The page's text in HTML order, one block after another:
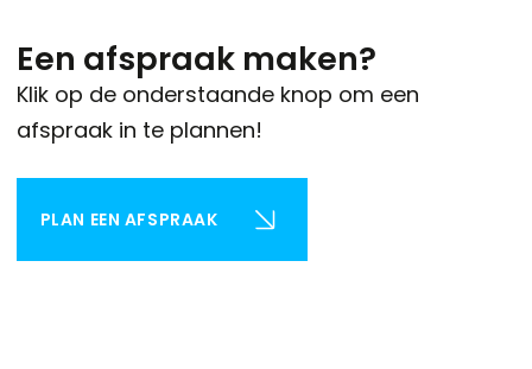
Een afspraak maken?
Klik op de onderstaande knop om een
afspraak in te plannen!
PLAN EEN AFSPRAAK